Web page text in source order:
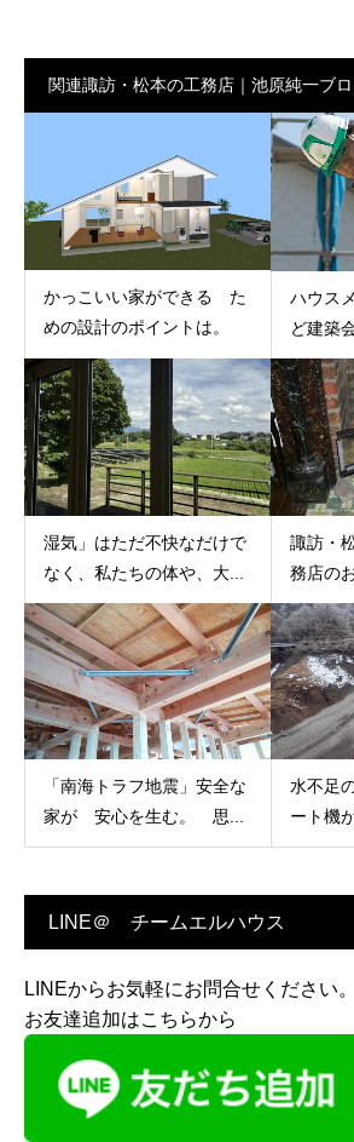
関連諏訪・松本の工務店｜池原純一ブ
かっこいい家ができる た
めの設計のポイントは。
ハウス
ど建築
湿気」はただ不快なだけで
なく、私たちの体や、大...
諏訪・
務店の
「南海トラフ地震」安全な
家が 安心を生む。 思...
水不足
ート機
LINE＠ チームエルハウス
LINEからお気軽にお問合せください。
お友達追加はこちらから